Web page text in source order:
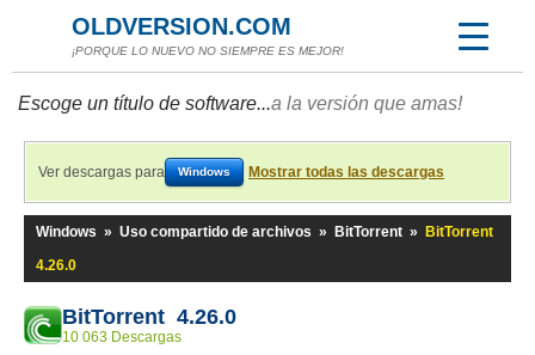
OLDVERSION.COM
¡PORQUE LO NUEVO NO SIEMPRE ES MEJOR!
Escoge un título de software...a la versión que amas!
Ver descargas para Windows Mostrar todas las descargas
Windows » Uso compartido de archivos » BitTorrent »
BitTorrent
4.26.0
BitTorrent 4.26.0
10 063 Descargas